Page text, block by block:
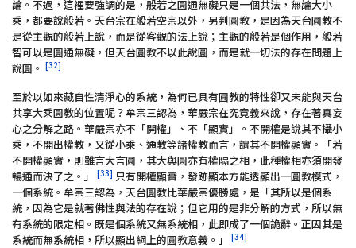
論。不過，這裡要強調的是，般若之圓通無礙只是一個共法，無論大小
乘，都要說般若。天台宗在般若空宗以外，另判圓教，是因為天台圓教不
是從主觀的般若上說，而是從客觀的法上說；主觀的般若是個作用，般若
智可以是圓通無礙，但天台圓教不以此說圓，而是就一切法的存在問題上
說圓。 [32]
至於以如來藏自性清淨心的系統，為何已具有圓教的特性卻又未能與天台
共享大乘圓教的位置呢？牟宗三認為，華嚴宗在究竟義來說，存在著真妄
心之分解之路。華嚴宗亦不「開權」、不「顯實」。不開權是說其不攝小
乘，不開出權教，又從小乘、通教等諸權教而言，謂其不開權顯實。「若
不開權顯實，則雖言大言圓，其大與圓亦有權隔之相，此種權相亦須開發
暢通而決了之。」
[33] 只有開權顯實，發跡顯本方能透顯出一圓教模式，
一個系統。牟宗三認為，天台圓教比華嚴宗優勝處，是「其所以是個系
統，因為它是就著佛性與法的存在說；但它用的是非分解的方式，所以無
有系統的限定相。既是個系統又無系統相，此即成了一個詭辭。正因其是
系統而無系統相，所以顯出綱上的圓教意義。」
[34]